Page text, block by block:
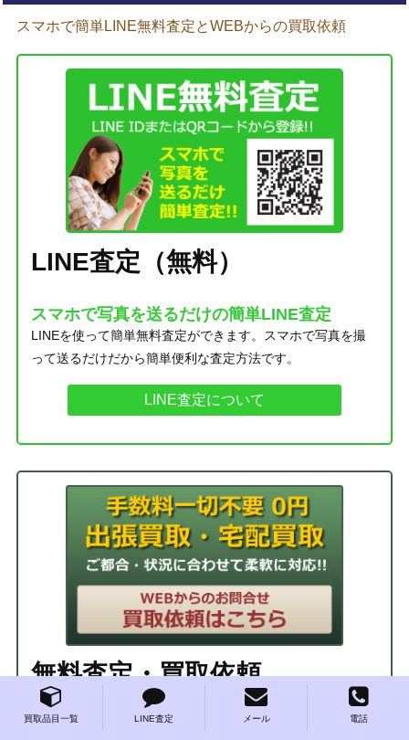
買取品目一覧 LINE査定 メール 電話
スマホで簡単LINE無料査定とWEBからの買取依頼
LINE査定（無料）
スマホで写真を送るだけの簡単LINE査定
LINEを使って簡単無料査定ができます。スマホで写真を撮
って送るだけだから簡単便利な査定方法です。
LINE査定について
無料査定・買取依頼
手数料一切不要！ 買取のご依頼はお気軽にど